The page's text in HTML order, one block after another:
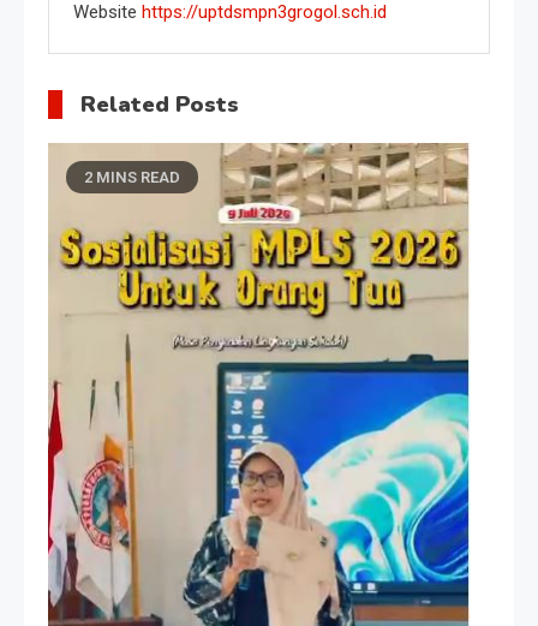
Website https://uptdsmpn3grogol.sch.id
Related Posts
2 MINS READ